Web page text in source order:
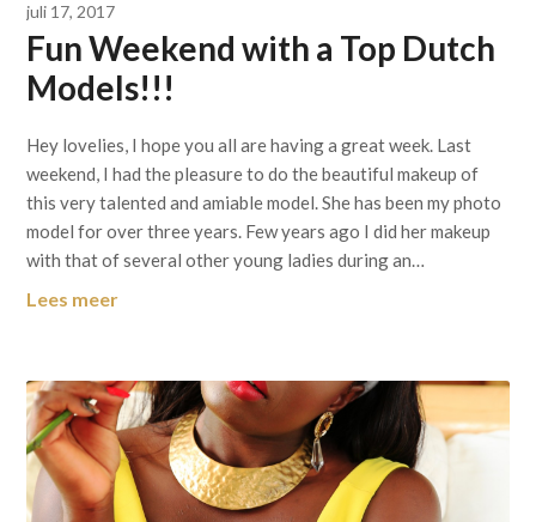
juli 17, 2017
Fun Weekend with a Top Dutch
Models!!!
Hey lovelies, I hope you all are having a great week. Last
weekend, I had the pleasure to do the beautiful makeup of
this very talented and amiable model. She has been my photo
model for over three years. Few years ago I did her makeup
with that of several other young ladies during an…
Lees meer